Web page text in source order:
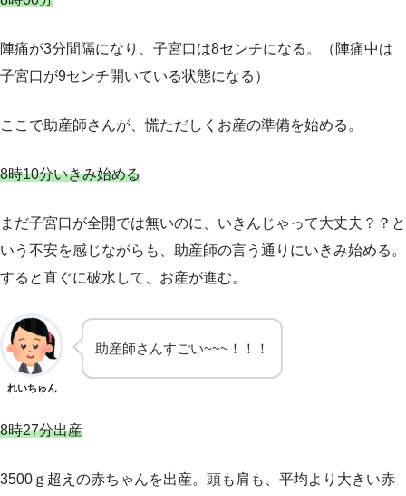
陣痛が3分間隔になり、子宮口は8センチになる。（陣痛中は
子宮口が9センチ開いている状態になる）
ここで助産師さんが、慌ただしくお産の準備を始める。
8時10分いきみ始める
まだ子宮口が全開では無いのに、いきんじゃって大丈夫？？と
いう不安を感じながらも、助産師の言う通りにいきみ始める。
すると直ぐに破水して、お産が進む。
れいちゅん
助産師さんすごい~~~！！！
8時27分出産
3500ｇ超えの赤ちゃんを出産。頭も肩も、平均より大きい赤